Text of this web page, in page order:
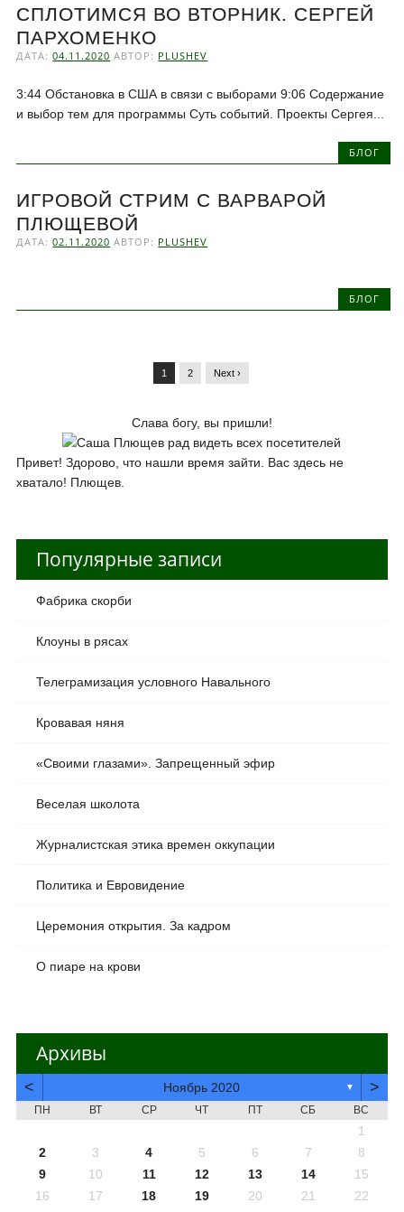
СПЛОТИМСЯ ВО ВТОРНИК. СЕРГЕЙ
ПАРХОМЕНКО
ДАТА:04.11.2020 АВТОР: PLUSHEV
3:44 Обстановка в США в связи с выборами 9:06 Содержание
и выбор тем для программы Суть событий. Проекты Сергея...
БЛОГ
ИГРОВОЙ СТРИМ С ВАРВАРОЙ
ПЛЮЩЕВОЙ
ДАТА:02.11.2020 АВТОР: PLUSHEV
БЛОГ
1 2 Next ›
Слава богу, вы пришли!
Привет! Здорово, что нашли время зайти. Вас здесь не
хватало! Плющев.
Популярные записи
Фабрика скорби
Клоуны в рясах
Телеграмизация условного Навального
Кровавая няня
«Своими глазами». Запрещенный эфир
Веселая школота
Журналистская этика времен оккупации
Политика и Евровидение
Церемония открытия. За кадром
О пиаре на крови
Архивы
< Ноябрь 2020 ▼ >
ПН ВТ СР ЧТ ПТ СБ ВС
1
2
3 4 5 6 7
8
9
10 11 12 13 14
15
16
17 18 19 20 21
22